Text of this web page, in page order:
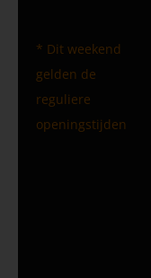
* Dit weekend
gelden de
reguliere
openingstijden